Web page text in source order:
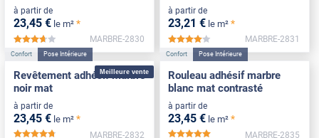
à partir de
23,45 € le m² *
*****
MARBRE-2830
à partir de
23,21 € le m² *
*****
MARBRE-2831
Meilleure vente
Confort Pose Intérieure
Revêtement adhésif marbre
noir mat
à partir de
23,45 € le m² *
MARBRE-2832
Confort Pose Intérieure
Rouleau adhésif marbre
blanc mat contrasté
à partir de
23,45 € le m² *
MARBRE-2835